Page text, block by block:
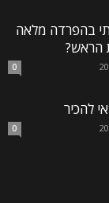
בהפרדה מלאה
הראש?
0
להכיר
0